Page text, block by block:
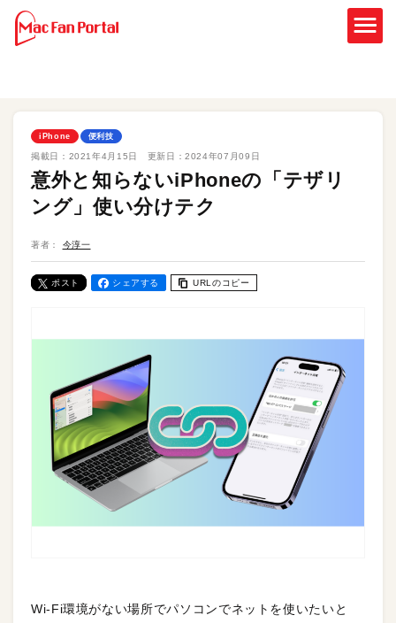
iPhone 便利技
掲載日： 2021年4月15日 更新日：2024年07月09日
意外と知らないiPhoneの「テザリ
ング」使い分けテク
著者： 今淳一
ポスト シェアする URLのコピー
Wi-Fi環境がない場所でパソコンでネットを使いたいと